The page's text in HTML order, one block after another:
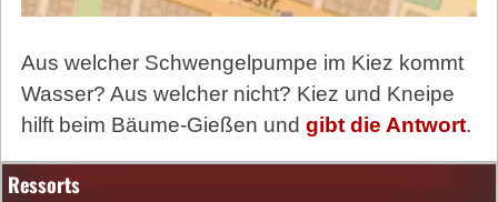
Aus welcher Schwengelpumpe im Kiez kommt
Wasser? Aus welcher nicht? Kiez und Kneipe
hilft beim Bäume-Gießen und gibt die Antwort.
Ressorts